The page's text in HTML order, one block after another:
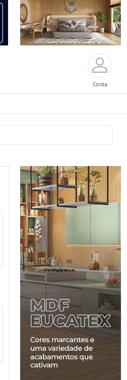
Conta